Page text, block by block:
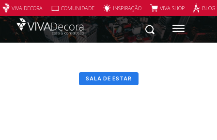
VIVA DECORA COMUNIDADE INSPIRAÇÃO VIVA SHOP
SALA DE ESTAR